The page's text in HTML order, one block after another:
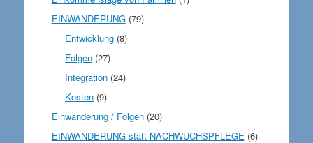
EINWANDERUNG(79)
Entwicklung (8)
Folgen (27)
Integration (24)
Kosten (9)
Einwanderung / Folgen(20)
EINWANDERUNG statt NACHWUCHSPFLEGE (6)